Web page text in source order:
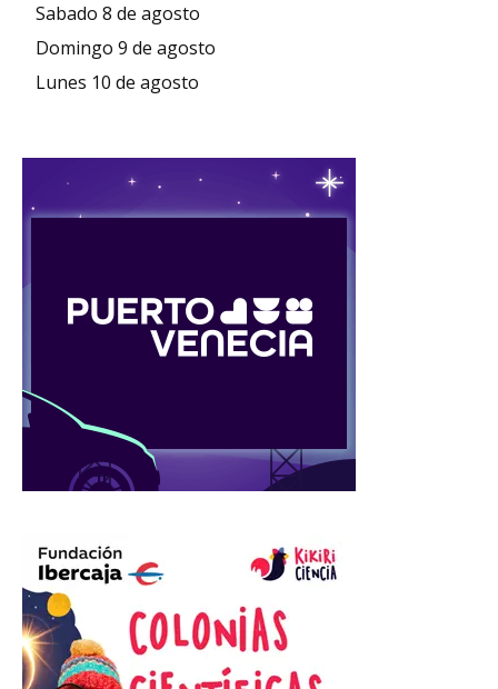
Sabado 8 de agosto
Domingo 9 de agosto
Lunes 10 de agosto